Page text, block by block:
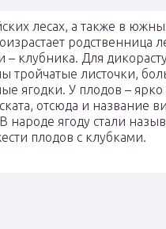
лесах, а также в
родственница
– клубника. Для
тройчатые листочки,
ягодки. У плодов –
отсюда и название
народе ягоду стали
плодов с клубками.